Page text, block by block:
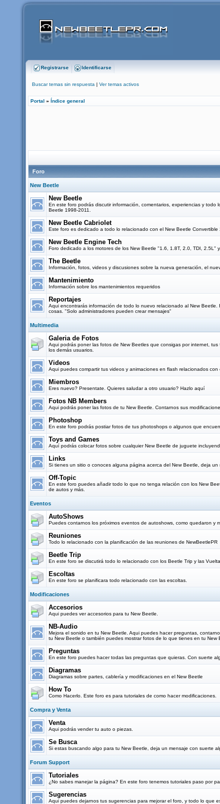
Registrarse Identificarse
Buscar temas sin respuesta | Ver temas activos
Portal » Índice general
Foro
New Beetle
New Beetle
En este foro podrás discutir información, comentarios, experiencias y todo
Beetle 1998-2011.
New Beetle Cabriolet
Este foro es dedicado a todo lo relacionado con el New Beetle Convertible
New Beetle Engine Tech
Foro dedicado a los motores de los New Beetle "1.6, 1.8T, 2.0, TDI, 2.5L"
The Beetle
Información, fotos, videos y discusiones sobre la nueva generación, el
Mantenimiento
Información sobre los mantenimientos requeridos
Reportajes
Aqui encontrarás información de todo lo nuevo relacionado al New Beetle.
cosas. "Solo administradores pueden crear mensajes"
Multimedia
Galeria de Fotos
Aqui podrás poner las fotos de New Beetles que consigas por internet, tus
los demás usuarios.
Videos
Aqui puedes compartir tus videos y animaciones en flash relacionados con
Miembros
Eres nuevo? Presentate. Quieres saludar a otro usuario? Hazlo aquí
Fotos NB Members
Aqui podrás poner las fotos de tu New Beetle. Contarnos sus
Photoshop
En este foro podrás postiar fotos de tus photoshops o algunos que
Toys and Games
Aquí podrás colocar fotos sobre cualquier New Beetle de juguete
Links
Si tienes un sitio o conoces alguna página acerca del New Beetle, deja un
Off-Topic
En este foro puedes añadir todo lo que no tenga relación con los New
de autos y más.
Eventos
AutoShows
Puedes contarnos los próximos eventos de autoshows, como quedaron y
Reuniones
Todo lo relacionado con la planificación de las reuniones de NewBeetlePR
Beetle Trip
En este foro se discutirá todo lo relacionado con los Beetle Trip y las
Escoltas
En este foro se planificara todo relacionado con las escoltas.
Modificaciones
Accesorios
Aqui puedes ver accesorios para tu New Beetle.
NB-Audio
Mejora el sonido en tu New Beetle. Aqui puedes hacer preguntas,
tu New Beetle o también puedes mostrar fotos de lo que tienes en tu New
Preguntas
En este foro puedes hacer todas las preguntas que quieras. Con suerte
Diagramas
Diagramas sobre partes, cablería y modificaciones en el New Beetle
How To
Como Hacerlo. Este foro es para tutoriales de como hacer modificaciones.
Compra y Venta
Venta
Aqui podrás vender tu auto o piezas.
Se Busca
Si estas buscando algo para tu New Beetle, deja un mensaje con suerte
Forum Support
Tutoriales
¿No sabes manejar la página? En este foro tenemos tutoriales paso por
Sugerencias
Aqui puedes dejarnos tus sugerencias para mejorar el foro, y todo lo que